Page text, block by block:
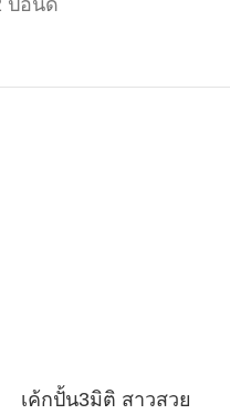
ปอนด์
เค้กปั้น3มิติ สาวสวย